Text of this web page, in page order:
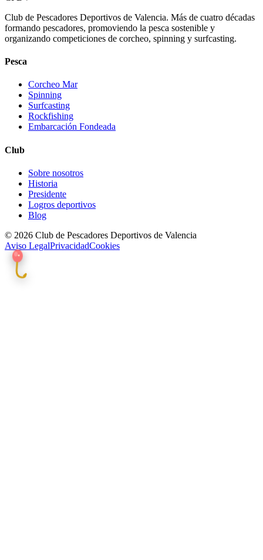
Club de Pescadores Deportivos de Valencia. Más de cuatro décadas
formando pescadores, promoviendo la pesca sostenible y
organizando competiciones de corcheo, spinning y surfcasting.
Pesca
Corcheo Mar
Spinning
Surfcasting
Rockfishing
Embarcación Fondeada
Club
Sobre nosotros
Historia
Presidente
Logros deportivos
Blog
© 2026 Club de Pescadores Deportivos de Valencia
Aviso LegalPrivacidadCookies